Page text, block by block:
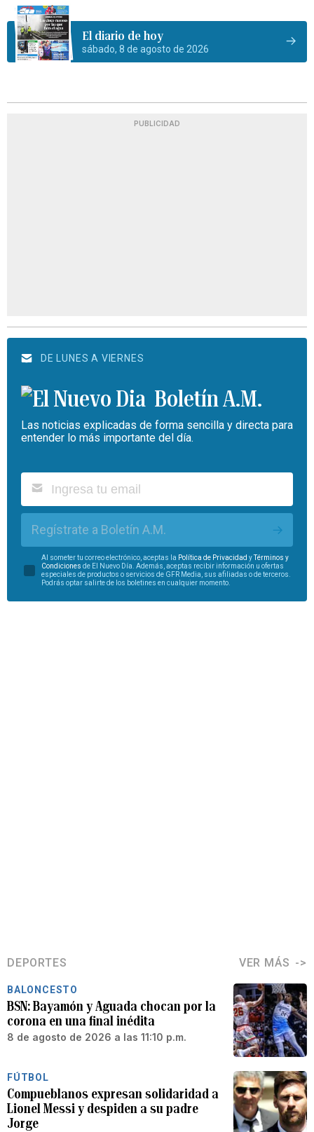
El diario de hoy
sábado, 8 de agosto de 2026
PUBLICIDAD
DE LUNES A VIERNES
Boletín A.M.
Las noticias explicadas de forma sencilla y directa para
entender lo más importante del día.
Regístrate a Boletín A.M.
Al someter tu correo electrónico, aceptas la Política de Privacidad yTérminos y
Condiciones de El Nuevo Día. Además, aceptas recibir información u ofertas
especiales de productos o servicios de GFR Media, sus afiliadas o de terceros.
Podrás optar salirte de los boletines en cualquier momento.
DEPORTES VER MÁS
BALONCESTO
BSN: Bayamón y Aguada chocan por la
corona en una final inédita
8 de agosto de 2026 a las 11:10 p.m.
FÚTBOL
Compueblanos expresan solidaridad a
Lionel Messi y despiden a su padre
Jorge